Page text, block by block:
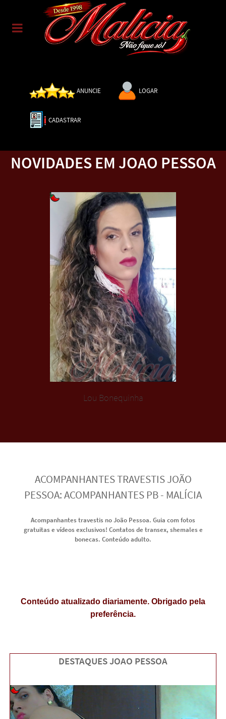
ANUNCIE LOGAR
CADASTRAR
NOVIDADES EM JOAO PESSOA
Lou Bonequinha
ACOMPANHANTES TRAVESTIS JOÃO
PESSOA: ACOMPANHANTES PB - MALÍCIA
Acompanhantes travestis no João Pessoa. Guia com fotos
gratuitas e vídeos exclusivos! Contatos de transex, shemales e
bonecas. Conteúdo adulto.
Conteúdo atualizado diariamente. Obrigado pela
preferência.
DESTAQUES JOAO PESSOA